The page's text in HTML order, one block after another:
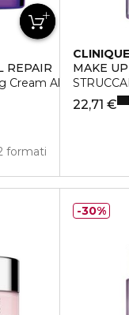
REPAIR
Cream All Skin Types
formati
CLINIQUE
MAKE
22,71 €
30%